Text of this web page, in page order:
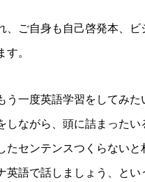
ご自身も自己啓発本、ビ
。
一度英語学習をしてみた
ながら、頭に詰まったい
センテンスつくらないと
語で話しましょう、とい